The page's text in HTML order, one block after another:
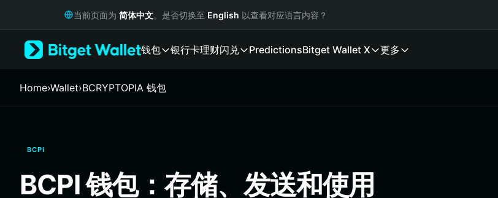
Русский
Italiano
繁體中文
Português (Portugal)
Bahasa Indonesia
当前页面为 简体中文。是否切换至 English 以查看对应语言内容？
钱包 银行卡理财闪兑 PredictionsBitget Wallet X 更多
Home›Wallet›BCRYPTOPIA 钱包
BCPI
BCPI 钱包：存储、发送和使用